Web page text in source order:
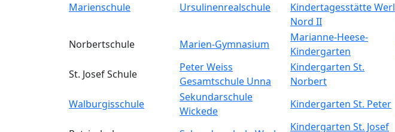
Marienschule Ursulinenrealschule
Kindertagesstätte Werl
Nord II
Norbertschule Marien-Gymnasium
Marianne-Heese-
Kindergarten
St. Josef Schule
Peter Weiss
Gesamtschule Unna
Kindergarten St.
Norbert
Walburgisschule
Sekundarschule
Wickede
Kindergarten St. Peter
Kindergarten St. Josef